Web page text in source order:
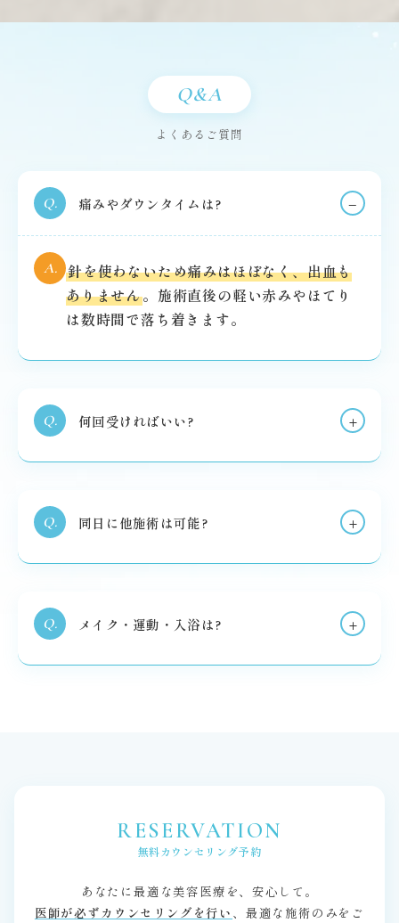
Q&A
よくあるご質問
Q. 痛みやダウンタイムは? −
A.
針を使わないため痛みはほぼなく、出血も
ありません。施術直後の軽い赤みやほてり
は数時間で落ち着きます。
Q. 何回受ければいい? +
Q. 同日に他施術は可能? +
Q. メイク・運動・入浴は? +
RESERVATION
無料カウンセリング予約
あなたに最適な美容医療を、安心して。
医師が必ずカウンセリングを行い 、最適な施術のみをご